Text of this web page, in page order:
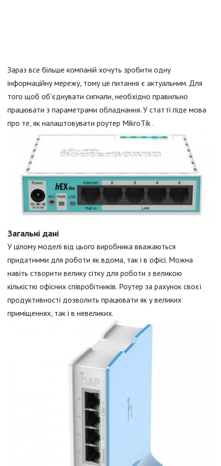
Зараз все більше компаній хочуть зробити одну
інформаційну мережу, тому це питання є актуальним. Для
того щоб об'єднувати сигнали, необхідно правильно
працювати з параметрами обладнання. У статті піде мова
про те, як налаштовувати роутер MikroTik .
Загальні дані
У цілому моделі від цього виробника вважаються
придатними для роботи як вдома, так і в офісі. Можна
навіть створити велику сітку для роботи з великою
кількістю офісних співробітників. Роутер за рахунок своєї
продуктивності дозволить працювати як у великих
приміщеннях, так і в невеликих.